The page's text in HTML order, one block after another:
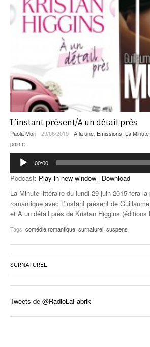
L’instant présent/A un détail près
Paola Mori- 29/06/2015 - A la une Emissions La
pointe
Lecteur
audio
00:00
Podcast: Play in new window | Download
La Minute littéraire du lundi 29 juin 2015 fera
romantique avec L’instant présent de
et A un détail près de Kristan Higgins (éditions
Tags: comédie romantique surnaturel suspens
SURNATUREL
Tweets de @RadioLaFabrik